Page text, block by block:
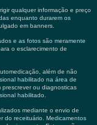
qualquer informação e preço
enquanto durarem os
em banners.
e as fotos são meramente
o esclarecimento de
além de não
habilitado na área de
ou diagnosticas
habilitado.
mediante o envio de
do receituário. Medicamentos